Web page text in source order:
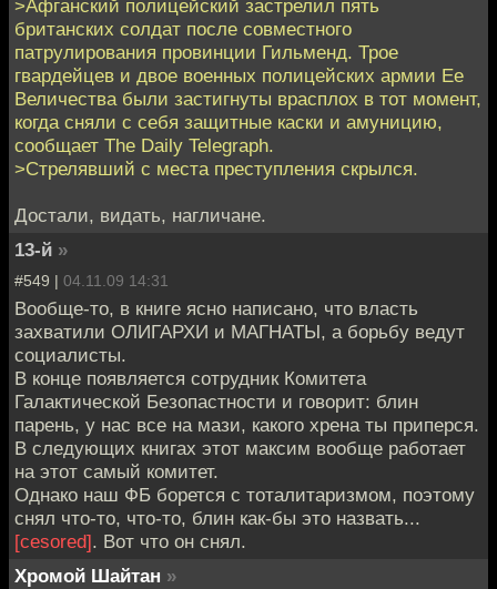
>Афганский полицейский застрелил пять
британских солдат после совместного
патрулирования провинции Гильменд. Трое
гвардейцев и двое военных полицейских армии Ее
Величества были застигнуты врасплох в тот момент,
когда сняли с себя защитные каски и амуницию,
сообщает The Daily Telegraph.
>Стрелявший с места преступления скрылся.
Достали, видать, нагличане.
13-й »
#549 | 04.11.09 14:31
Вообще-то, в книге ясно написано, что власть
захватили ОЛИГАРХИ и МАГНАТЫ, а борьбу ведут
социалисты.
В конце появляется сотрудник Комитета
Галактической Безопастности и говорит: блин
парень, у нас все на мази, какого хрена ты приперся.
В следующих книгах этот максим вообще работает
на этот самый комитет.
Однако наш ФБ борется с тоталитаризмом, поэтому
снял что-то, что-то, блин как-бы это назвать...
[cesored]. Вот что он снял.
Хромой Шайтан »